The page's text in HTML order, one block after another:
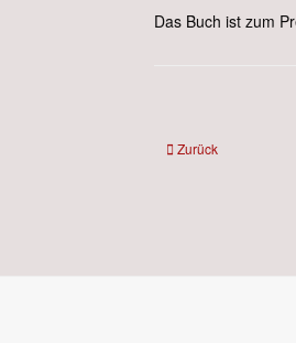
Das Buch ist zum
Vorheriger Beitrag:
Zurück